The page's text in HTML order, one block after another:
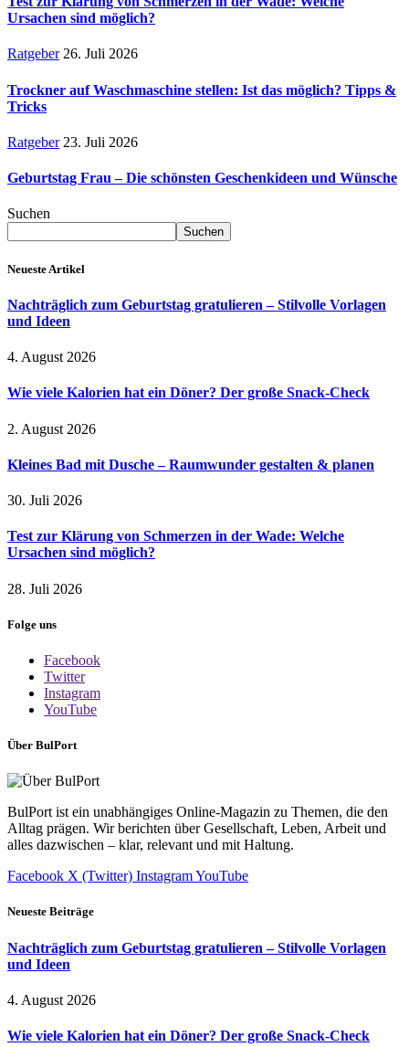
Ursachen sind möglich?
Ratgeber 26. Juli 2026
Trockner auf Waschmaschine stellen: Ist das möglich? Tipps &
Tricks
Ratgeber 23. Juli 2026
Geburtstag Frau – Die schönsten Geschenkideen und Wünsche
Suchen
Suchen
Neueste Artikel
Nachträglich zum Geburtstag gratulieren – Stilvolle Vorlagen
und Ideen
4. August 2026
Wie viele Kalorien hat ein Döner? Der große Snack-Check
2. August 2026
Kleines Bad mit Dusche – Raumwunder gestalten & planen
30. Juli 2026
Test zur Klärung von Schmerzen in der Wade: Welche
Ursachen sind möglich?
28. Juli 2026
Folge uns
Facebook
Twitter
Instagram
YouTube
Über BulPort
BulPort ist ein unabhängiges Online-Magazin zu Themen, die den
Alltag prägen. Wir berichten über Gesellschaft, Leben, Arbeit und
alles dazwischen – klar, relevant und mit Haltung.
Facebook X (Twitter) InstagramYouTube
Neueste Beiträge
Nachträglich zum Geburtstag gratulieren – Stilvolle Vorlagen
und Ideen
4. August 2026
Wie viele Kalorien hat ein Döner? Der große Snack-Check